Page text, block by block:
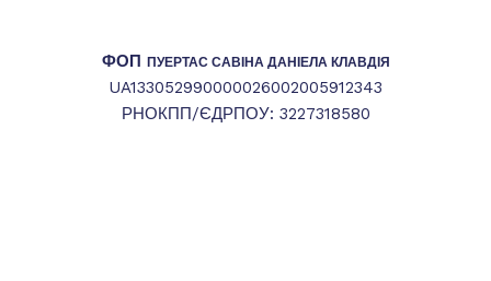
ФОП ПУЕРТАС САВІНА ДАНІЕЛА КЛАВДІЯ
UA133052990000026002005912343
РНОКПП/ЄДРПОУ: 3227318580